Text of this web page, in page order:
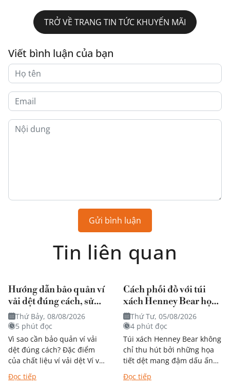
TRỞ VỀ TRANG TIN TỨC KHUYẾN MÃI
Viết bình luận của bạn
Gửi bình luận
Tin liên quan
Hướng dẫn bảo quản ví
vải dệt đúng cách, sử
dụng bền theo thời gian
Thứ Bảy, 08/08/2026
5 phút đọc
Vì sao cần bảo quản ví vải
dệt đúng cách? Đặc điểm
của chất liệu ví vải dệt Ví vải
thích nhờ thiết...
Đọc tiếp
Cách phối đồ với túi
xách Henney Bear họa
tiết mang đậm dấu ấn
nghệ thuật?
Thứ Tư, 05/08/2026
4 phút đọc
Túi xách Henney Bear không
chỉ thu hút bởi những họa
tiết dệt mang đậm dấu ấn
kết hợp với...
Đọc tiếp